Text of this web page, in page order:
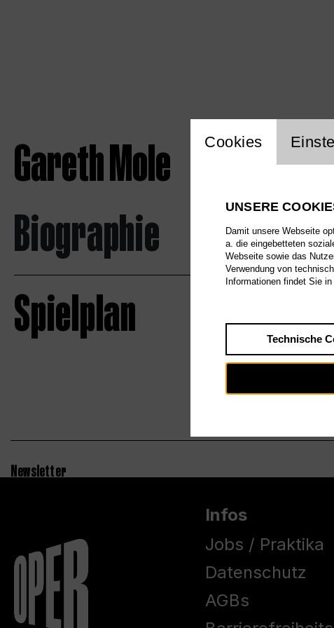
Gareth Mole
Biographie
Spielplan
Newsletter
Infos
Jobs / Praktika
Datenschutz
AGBs
Cookies
UNSERE
Damit unsere Webseite
a. die eingebetteten
Webseite sowie das
Verwendung von
Informationen findet Sie
Technische